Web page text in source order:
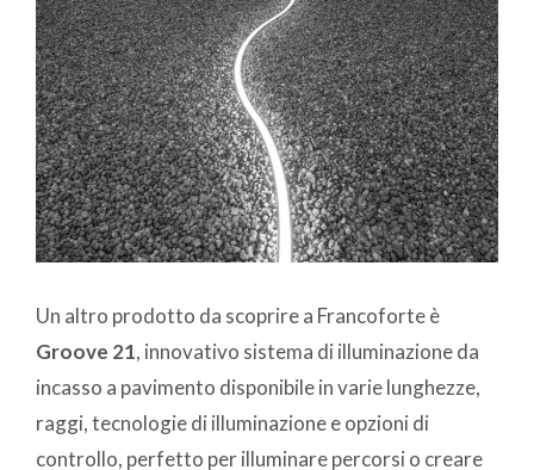
Un altro prodotto da scoprire a Francoforte è
Groove 21, innovativo sistema di illuminazione da
incasso a pavimento disponibile in varie lunghezze,
raggi, tecnologie di illuminazione e opzioni di
controllo, perfetto per illuminare percorsi o creare